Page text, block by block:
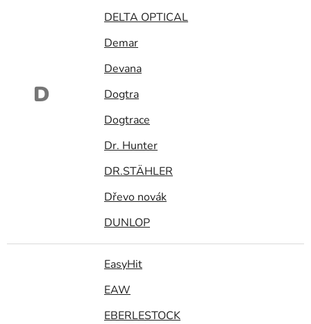
D
DELTA OPTICAL
Demar
Devana
Dogtra
Dogtrace
Dr. Hunter
DR.STÄHLER
Dřevo novák
DUNLOP
EasyHit
EAW
EBERLESTOCK